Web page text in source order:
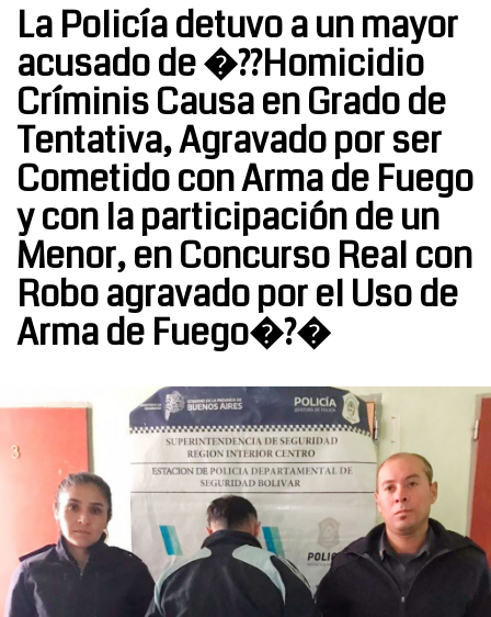
La Policía detuvo a un mayor
acusado de �??Homicidio
Críminis Causa en Grado de
Tentativa, Agravado por ser
Cometido con Arma de Fuego
y con la participación de un
Menor, en Concurso Real con
Robo agravado por el Uso de
Arma de Fuego�?�